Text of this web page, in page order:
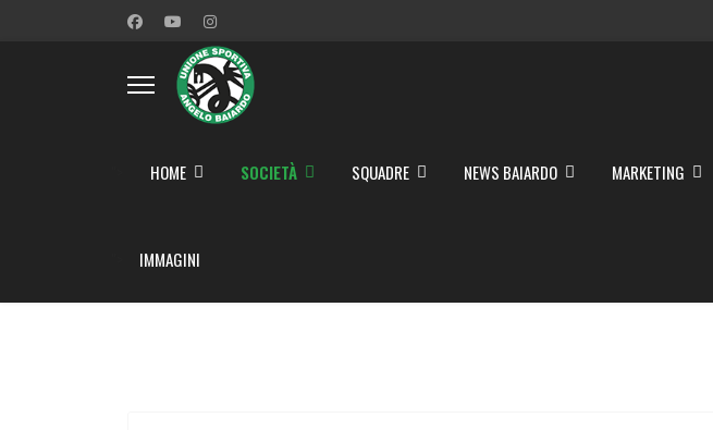
HOME SOCIETÀ SQUADRE NEWS BAIARDO MARKETING
IMMAGINI